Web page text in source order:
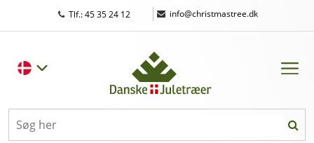
Tlf.: 45 35 24 12 | info@christmastree.dk